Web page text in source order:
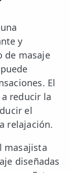
y
de masaje
El
reducir la
el
relajación.
masajista
diseñadas